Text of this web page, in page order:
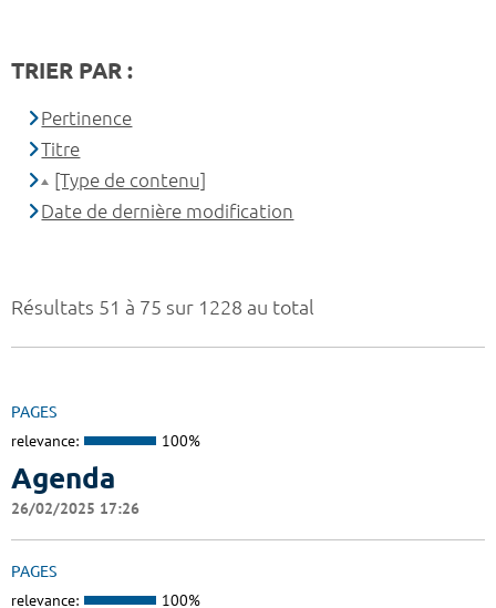
Résultats 51 à 75 sur 1228 au total
PAGES
relevance: 100%
Agenda
26/02/2025 17:26
PAGES
relevance: 100%
TRIER PAR :
Pertinence
Titre
[Type de contenu]
Date de dernière modification